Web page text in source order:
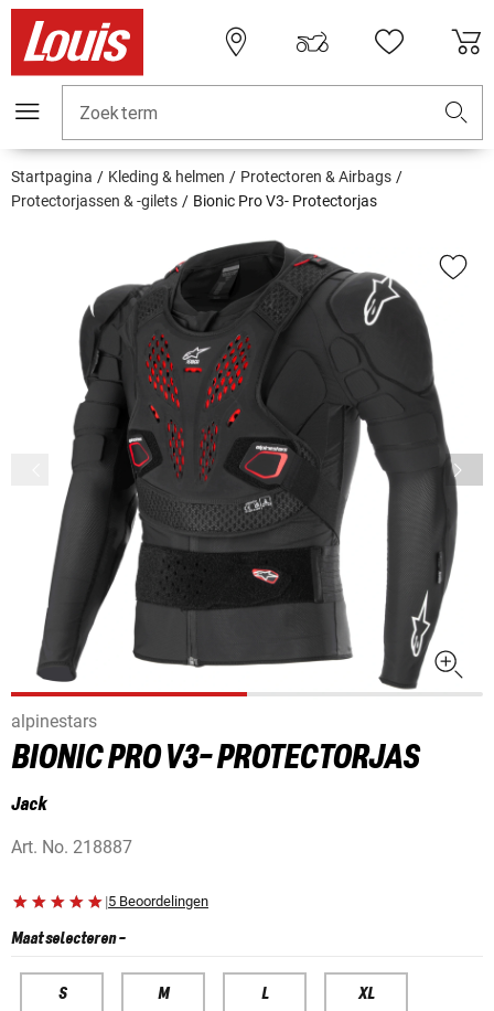
Zoekterm
Startpagina Kleding & helmen
Protectoren & Airbags
Protectorjassen & -gilets
Bionic Pro V3- Protectorjas
alpinestars
BIONIC PRO V3- PROTECTORJAS
Jack
Art. No. 218887
|5 Beoordelingen
Maat selecteren-
S M L XL